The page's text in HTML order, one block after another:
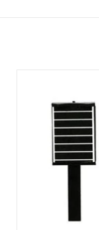
Met deze
je gemakkelijk
- Breng eerst de
- Daarna de Cat